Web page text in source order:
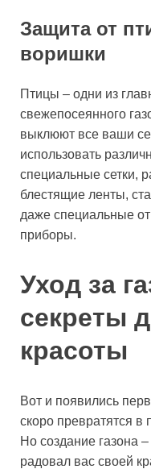
Защита от
воришки
Птицы – одни из
свежепосеянного
выклюют все ваши
использовать
специальные сетки,
блестящие ленты,
даже специальные
приборы.
Уход за
секреты
красоты
Вот и появились
скоро превратятся
Но создание газона
радовал вас своей